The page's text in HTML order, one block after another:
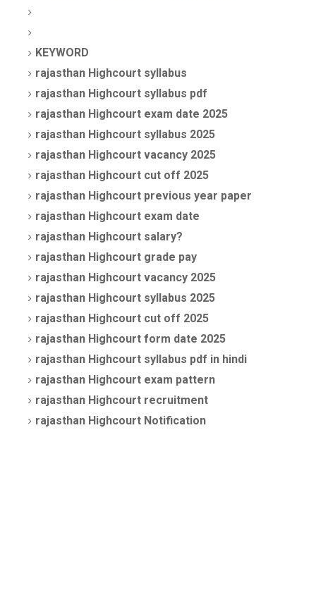
KEYWORD
rajasthan Highcourt syllabus
rajasthan Highcourt syllabus pdf
rajasthan Highcourt exam date 2025
rajasthan Highcourt syllabus 2025
rajasthan Highcourt vacancy 2025
rajasthan Highcourt cut off 2025
rajasthan Highcourt previous year paper
rajasthan Highcourt exam date
rajasthan Highcourt salary?
rajasthan Highcourt grade pay
rajasthan Highcourt vacancy 2025
rajasthan Highcourt syllabus 2025
rajasthan Highcourt cut off 2025
rajasthan Highcourt form date 2025
rajasthan Highcourt syllabus pdf in hindi
rajasthan Highcourt exam pattern
rajasthan Highcourt recruitment
rajasthan Highcourt Notification